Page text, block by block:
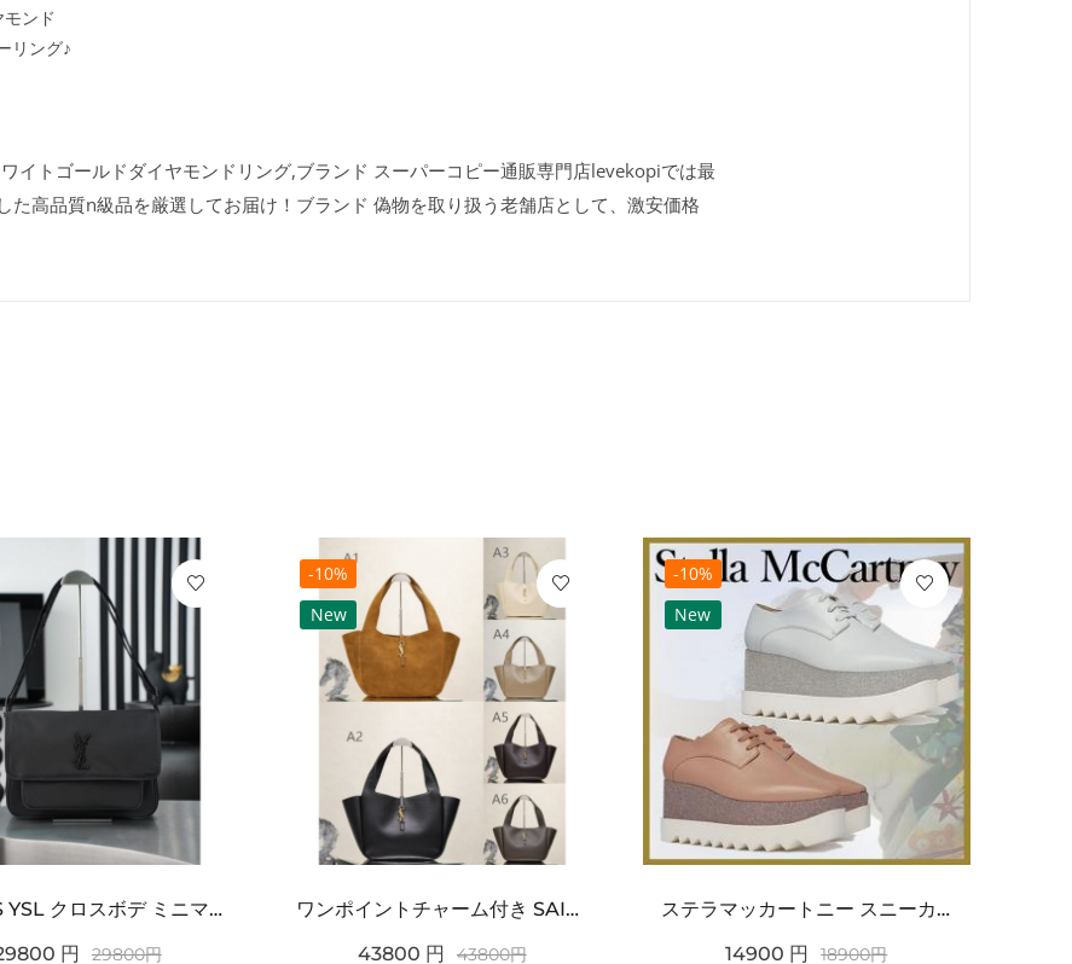
ンド
リング♪
トゴールドダイヤモンドリング,ブランド スーパーコピー通販専門店levekopiでは最
高品質n級品を厳選してお届け！ブランド 偽物を取り扱う老舗店として、激安価格
2026SS YSL クロスボデ ミニマルフラップショルダー SAINT LAURENT サンロ...
円 29800円
-10%
New
ワンポイントチャーム付き SAINT LAURENT サンローラン コピー バッグ シンプルラグ...
43800 円 43800円
-10%
New
ステラマッカートニー スニーカー 偽物エリスグリッタープラットフォーム810038KP02717...
14900 円 18900円